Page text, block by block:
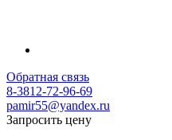
Обратная связь
8-3812-72-96-69
pamir55@yandex.ru
Запросить цену